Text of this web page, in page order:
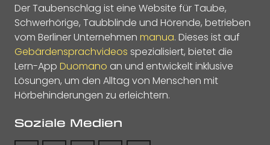
Der Taubenschlag ist eine Website für Taube,
Schwerhörige, Taubblinde und Hörende, betrieben
vom Berliner Unternehmen manua. Dieses ist auf
Gebärdensprachvideos spezialisiert, bietet die
Lern-App Duomano an und entwickelt inklusive
Lösungen, um den Alltag von Menschen mit
Hörbehinderungen zu erleichtern.
Soziale Medien